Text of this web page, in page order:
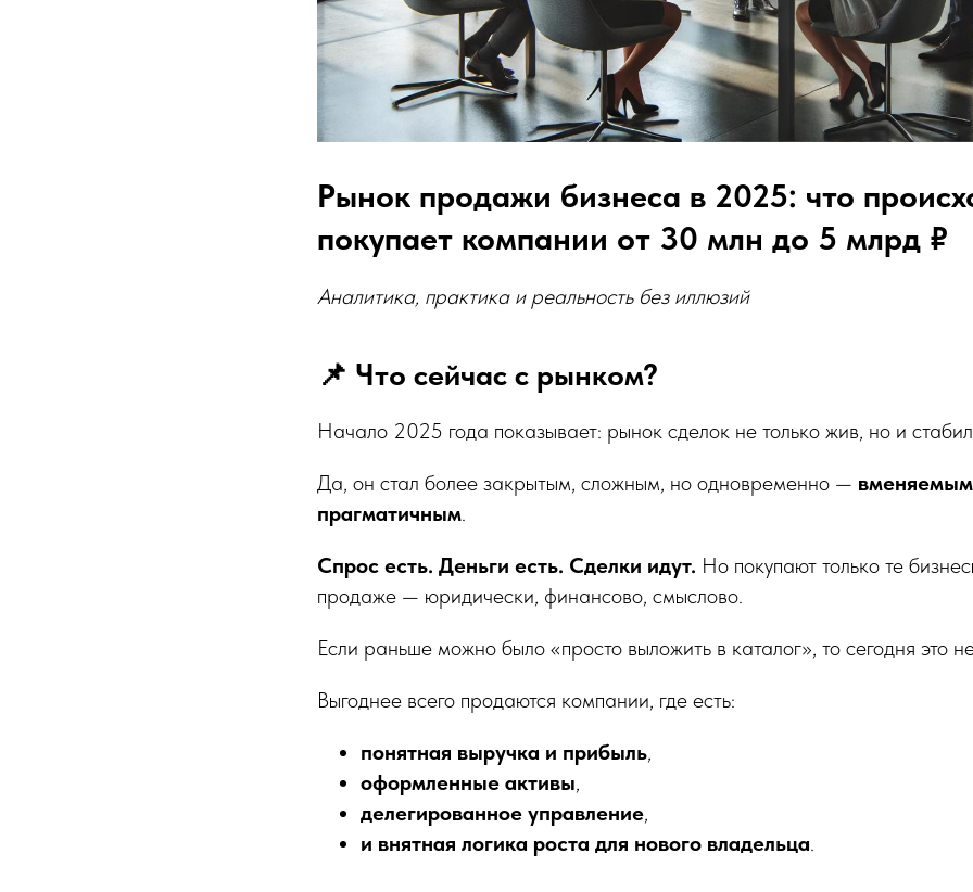
Рынок продажи бизнеса в 2025: что
покупает компании от 30 млн до 5 млрд ₽
Аналитика, практика и реальность без иллюзий
📌 Что сейчас с рынком?
Начало 2025 года показывает: рынок сделок не только жив, но и
Да, он стал более закрытым, сложным, но одновременно —
прагматичным.
Спрос есть. Деньги есть. Сделки идут. Но покупают только те
продаже — юридически, финансово, смыслово.
Если раньше можно было «просто выложить в каталог», то сегодня это
Выгоднее всего продаются компании, где есть:
понятная выручка и прибыль,
оформленные активы,
делегированное управление,
и внятная логика роста для нового владельца.